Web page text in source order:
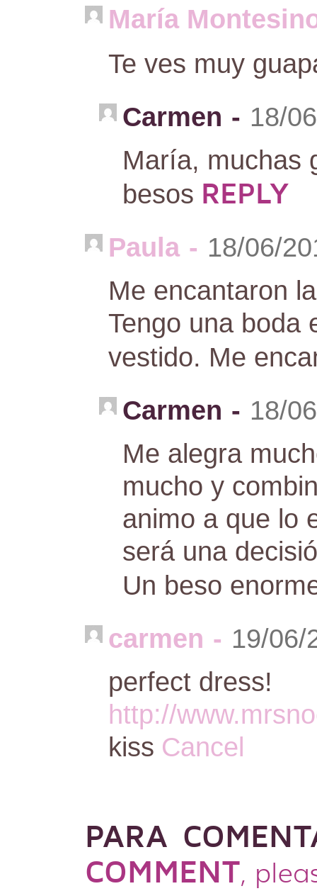
María
Te ves muy
Carmen - 18/
María, muchas
besos REPLY
Paula - 18/06/
Me encantaron
Tengo una boda
vestido. Me
Carmen - 18/
Me alegra
mucho y
animo a que lo
será una
Un beso
carmen - 19/06/
perfect dress!
http://
kiss Cancel
PARA
COMMENT,